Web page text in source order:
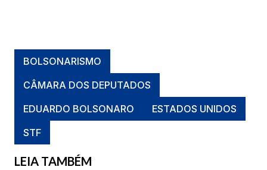
BOLSONARISMO
CÂMARA DOS DEPUTADOS
EDUARDO BOLSONARO
ESTADOS UNIDOS
STF
LEIA TAMBÉM